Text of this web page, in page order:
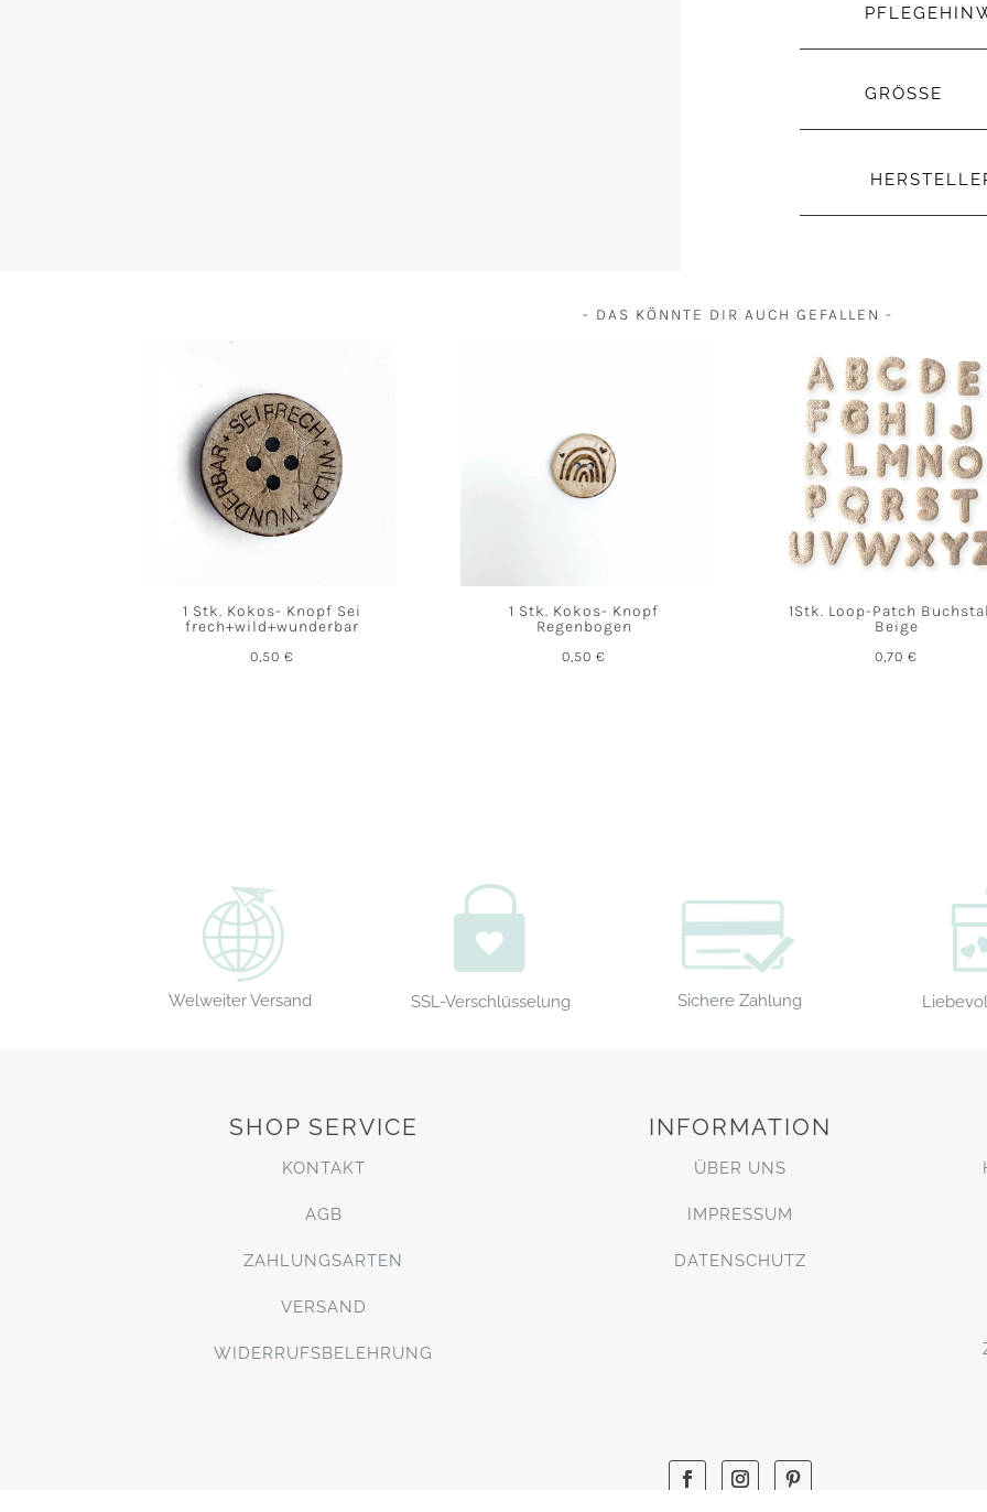
GRÖSSE
- DAS KÖNNTE DIR AUCH GEFALLEN -
1 Stk. Kokos- Knopf Sei
frech+wild+wunderbar
0,50 €
1 Stk. Kokos- Knopf
Regenbogen
0,50€
1Stk. Loop-Patch
Beige
0,70€
Welweiter Versand SSL-Verschlüsselung Sichere Zahlung
SHOP SERVICE
KONTAKT
AGB
ZAHLUNGSARTEN
VERSAND
WIDERRUFSBELEHRUNG
INFORMATION
ÜBER UNS
IMPRESSUM
DATENSCHUTZ